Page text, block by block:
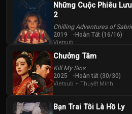
Những Cuộc Phiêu
2
Chilling Adventures of
2019 Hoàn Tất (16/16)
Vietsub
Chưởng Tâm
Kill My Sins
2025 Hoàn tất (30/30)
Vietsub + Thuyết Minh
Bạn Trai Tôi Là Hồ Ly